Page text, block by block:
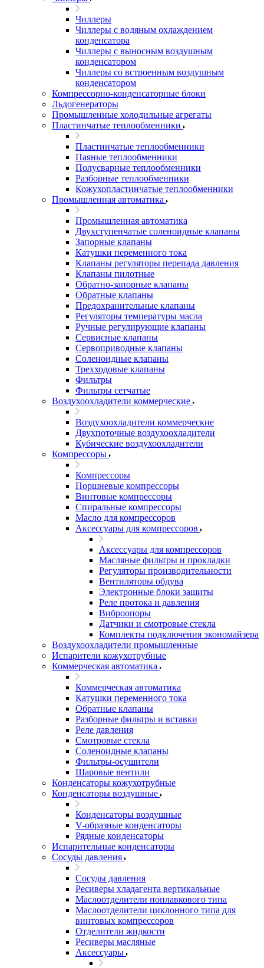
Чиллеры
Чиллеры с водяным охлаждением
конденсатора
Чиллеры с выносным воздушным
конденсатором
Чиллеры со встроенным воздушным
конденсатором
Компрессорно-конденсаторные блоки
Льдогенераторы
Промышленные холодильные агрегаты
Пластинчатые теплообменники
Пластинчатые теплообменники
Паяные теплообменники
Полусварные теплообменники
Разборные теплообменники
Кожухопластинчатые теплообменники
Промышленная автоматика
Промышленная автоматика
Двухступенчатые соленоидные клапаны
Запорные клапаны
Катушки переменного тока
Клапаны регуляторы перепада давления
Клапаны пилотные
Обратно-запорные клапаны
Обратные клапаны
Предохранительные клапаны
Регуляторы температуры масла
Ручные регулирующие клапаны
Сервисные клапаны
Сервоприводные клапаны
Соленоидные клапаны
Трехходовые клапаны
Фильтры
Фильтры сетчатые
Воздухоохладители коммерческие
Воздухоохладители коммерческие
Двухпоточные воздухоохладители
Кубические воздухоохладители
Компрессоры
Компрессоры
Поршневые компрессоры
Винтовые компрессоры
Спиральные компрессоры
Масло для компрессоров
Аксессуары для компрессоров
Аксессуары для компрессоров
Масляные фильтры и прокладки
Регуляторы производительности
Вентиляторы обдува
Электронные блоки защиты
Реле протока и давления
Виброопоры
Датчики и смотровые стекла
Комплекты подключения экономайзера
Воздухоохладители промышленные
Испарители кожухотрубные
Коммерческая автоматика
Коммерческая автоматика
Катушки переменного тока
Обратные клапаны
Разборные фильтры и вставки
Реле давления
Смотровые стекла
Соленоидные клапаны
Фильтры-осушители
Шаровые вентили
Конденсаторы кожухотрубные
Конденсаторы воздушные
Конденсаторы воздушные
V-образные конденсаторы
Рядные конденсаторы
Испарительные конденсаторы
Сосуды давления
Сосуды давления
Ресиверы хладагента вертикальные
Маслоотделители поплавкового типа
Маслоотделители циклонного типа для
винтовых компрессоров
Отделители жидкости
Ресиверы масляные
Аксессуары